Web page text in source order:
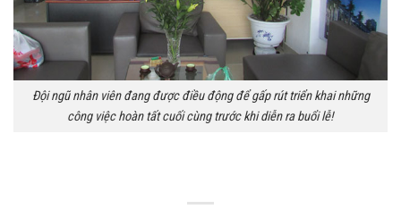
Đội ngũ nhân viên đang được điều động để gấp rút triển khai những
công việc hoàn tất cuối cùng trước khi diễn ra buổi lễ!